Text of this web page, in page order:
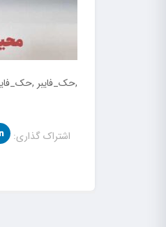
,حک_فایبر
اشتراک گذاری: